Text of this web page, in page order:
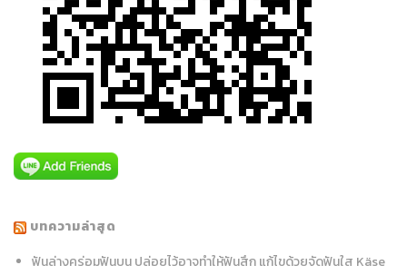
บทความล่าสุด
ฟันล่างคร่อมฟันบน ปล่อยไว้อาจทำให้ฟันสึก แก้ไขด้วยจัดฟันใส Käse